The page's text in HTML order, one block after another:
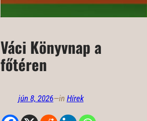
Váci Könyvnap a
főtéren
jún 8, 2026—in Hírek